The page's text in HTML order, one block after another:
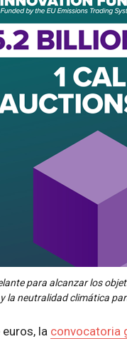
para alcanzar los
la neutralidad climática
la convocatoria